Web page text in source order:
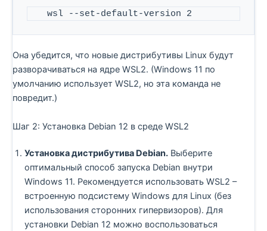
   wsl --set-default-version 2
Она убедится, что новые дистрибутивы Linux будут
разворачиваться на ядре WSL2. (Windows 11 по
умолчанию использует WSL2, но эта команда не
повредит.)
Шаг 2: Установка Debian 12 в среде WSL2
Установка дистрибутива Debian. Выберите
оптимальный способ запуска Debian внутри
Windows 11. Рекомендуется использовать WSL2 –
встроенную подсистему Windows для Linux (без
использования сторонних гипервизоров). Для
установки Debian 12 можно воспользоваться